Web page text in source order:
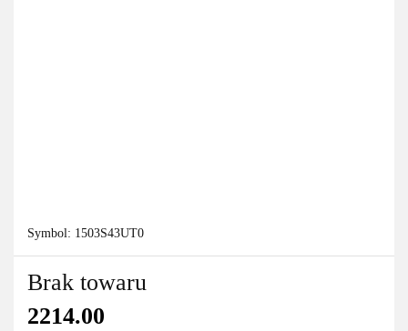
Symbol: 1503S43UT0
Brak towaru
2214.00